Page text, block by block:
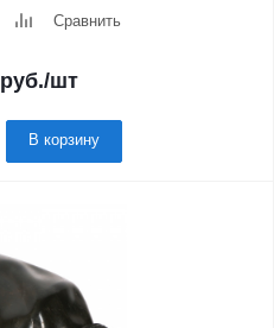
Сравнить
руб./шт
В корзину